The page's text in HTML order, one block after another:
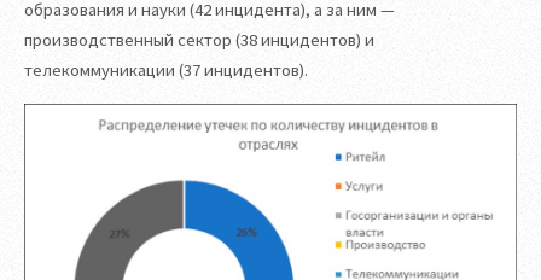
образования и науки (42 инцидента), а за ним —
производственный сектор (38 инцидентов) и
телекоммуникации (37 инцидентов).